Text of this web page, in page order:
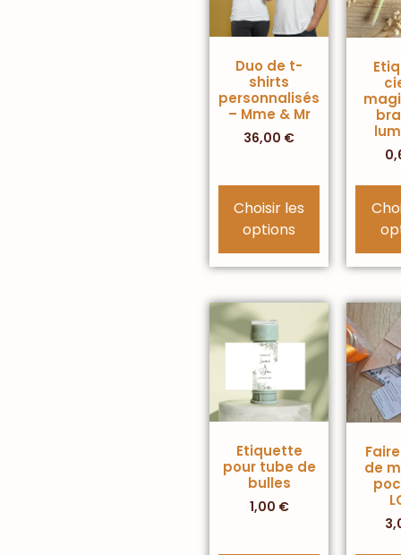
Duo de t-
shirts
personnalisés
– Mme & Mr
36,00 €
Choisir les
options
Etiquette
pour tube de
bulles
1,00 €
de